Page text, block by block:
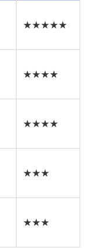
★★★★★
★★★★
★★★★
★★★
★★★